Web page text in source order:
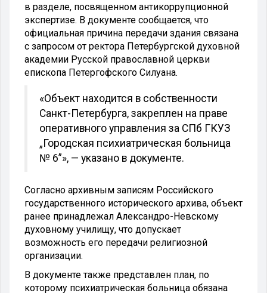
в разделе, посвященном антикоррупционной
экспертизе. В документе сообщается, что
официальная причина передачи здания связана
с запросом от ректора Петербургской духовной
академии Русской православной церкви
епископа Петергофского Силуана.
«Объект находится в собственности
Санкт-Петербурга, закреплен на праве
оперативного управления за СПб ГКУЗ
„Городская психиатрическая больница
№ 6”», — указано в документе.
Согласно архивным записям Российского
государственного исторического архива, объект
ранее принадлежал Александро-Невскому
духовному училищу, что допускает
возможность его передачи религиозной
организации.
В документе также представлен план, по
которому психиатрическая больница обязана